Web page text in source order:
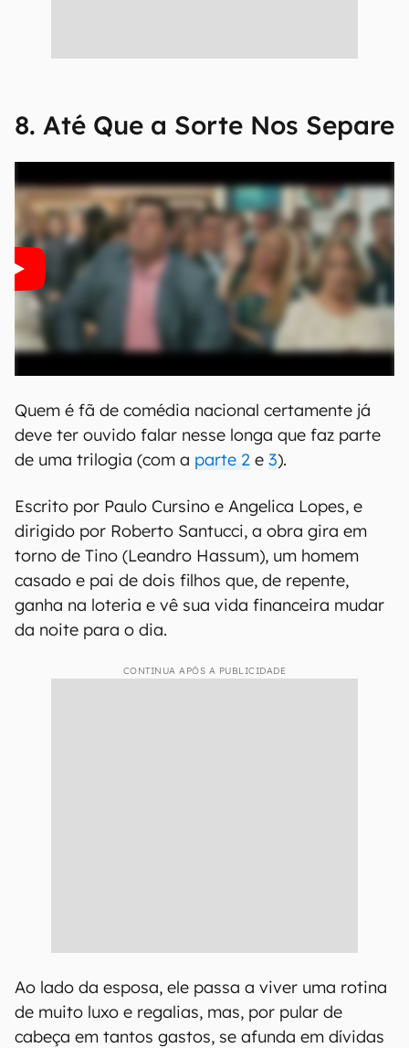
8. Até Que a Sorte Nos Separe
Quem é fã de comédia nacional certamente já
deve ter ouvido falar nesse longa que faz parte
de uma trilogia (com a parte 2 e 3).
Escrito por Paulo Cursino e Angelica Lopes, e
dirigido por Roberto Santucci, a obra gira em
torno de Tino (Leandro Hassum), um homem
casado e pai de dois filhos que, de repente,
ganha na loteria e vê sua vida financeira mudar
da noite para o dia.
CONTINUA APÓS A PUBLICIDADE
Ao lado da esposa, ele passa a viver uma rotina
de muito luxo e regalias, mas, por pular de
cabeça em tantos gastos, se afunda em dívidas